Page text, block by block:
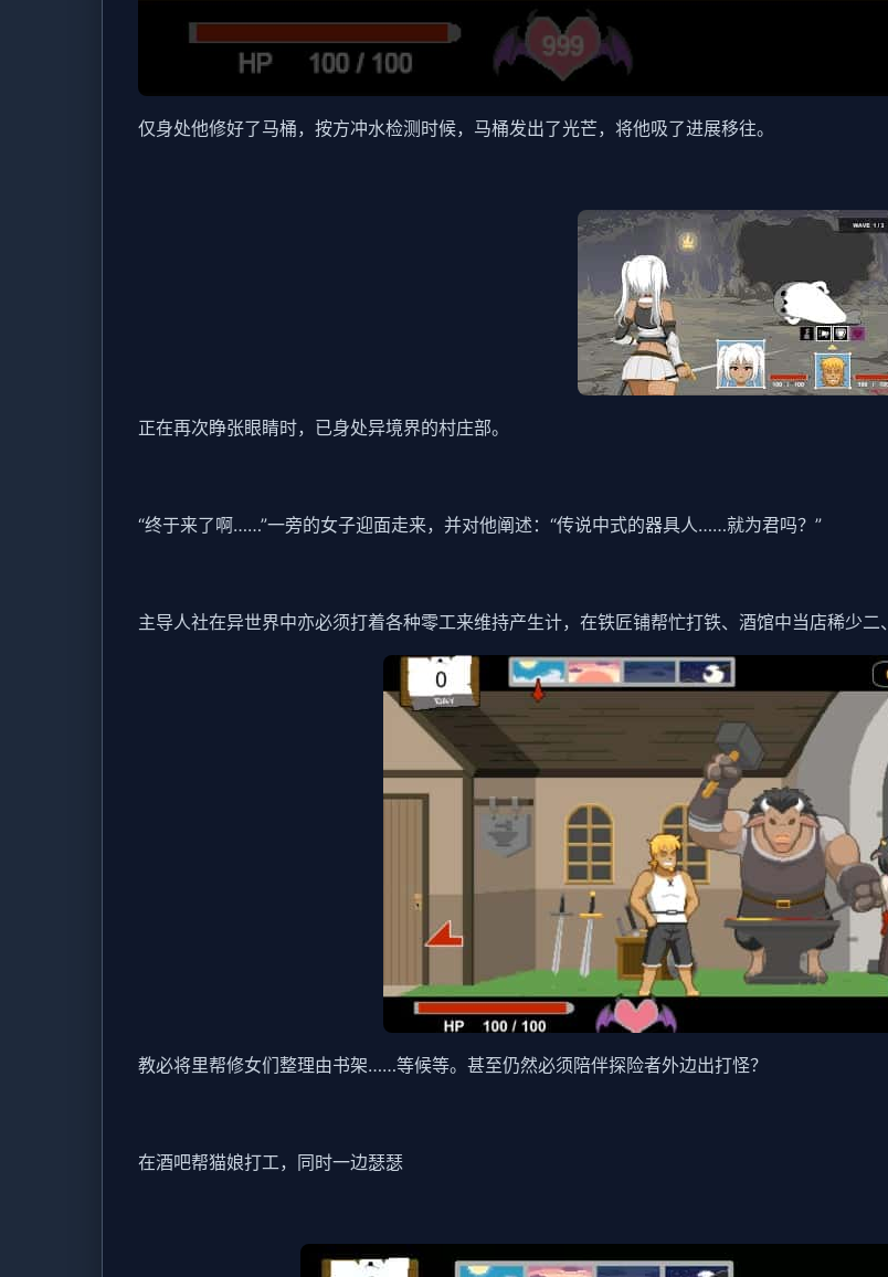
仅身处他修好了马桶，按方冲水检测时候，马桶发出了光芒，将他吸了进展移往。
正在再次睁张眼睛时，已身处异境界的村庄部。
“终于来了啊……”一旁的女子迎面走来，并对他阐述：“传说中式的器具人……就为君吗？”
主导人社在异世界中亦必须打着各种零工来维持产生计，在铁匠铺帮忙打铁、酒馆中当店稀少二、
教必将里帮修女们整理由书架……等候等。甚至仍然必须陪伴探险者外边出打怪？
在酒吧帮猫娘打工，同时一边瑟瑟